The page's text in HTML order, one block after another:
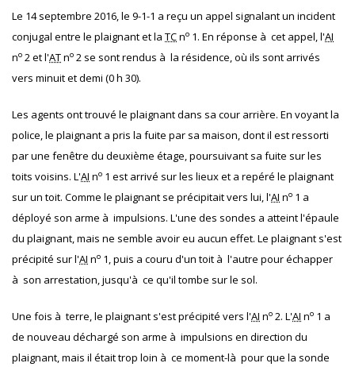
Le 14 septembre 2016, le 9-1-1 a reçu un appel signalant un incident
conjugal entre le plaignant et la TCno 1. En réponse à cet appel, l'AI
no 2 et l'ATno 2 se sont rendus à la résidence, où ils sont arrivés
vers minuit et demi (0 h 30).
Les agents ont trouvé le plaignant dans sa cour arrière. En voyant la
police, le plaignant a pris la fuite par sa maison, dont il est ressorti
par une fenêtre du deuxième étage, poursuivant sa fuite sur les
toits voisins. L'AI no 1 est arrivé sur les lieux et a repéré le plaignant
sur un toit. Comme le plaignant se précipitait vers lui, l'AI no 1 a
déployé son arme à impulsions. L'une des sondes a atteint l'épaule
du plaignant, mais ne semble avoir eu aucun effet. Le plaignant s'est
précipité sur l'AI no 1, puis a couru d'un toit à l'autre pour échapper
à son arrestation, jusqu'à ce qu'il tombe sur le sol.
Une fois à terre, le plaignant s'est précipité vers l'AI no 2. L'AI no 1 a
de nouveau déchargé son arme à impulsions en direction du
plaignant, mais il était trop loin à ce moment-là pour que la sonde